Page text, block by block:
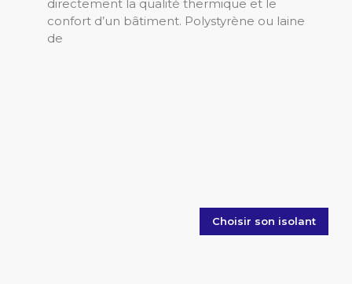
directement la qualité thermique et le
confort d’un bâtiment. Polystyrène ou laine
de
Choisir son isolant